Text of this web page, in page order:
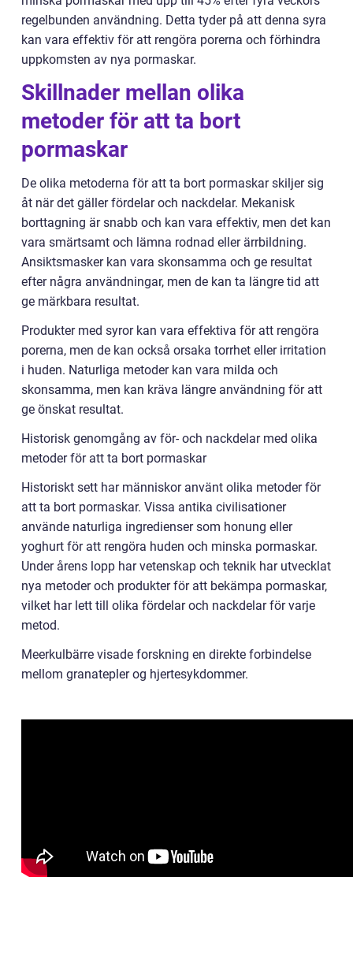
regelbunden användning. Detta tyder på att denna syra
kan vara effektiv för att rengöra porerna och förhindra
uppkomsten av nya pormaskar.
Skillnader mellan olika
metoder för att ta bort
pormaskar
De olika metoderna för att ta bort pormaskar skiljer sig
åt när det gäller fördelar och nackdelar. Mekanisk
borttagning är snabb och kan vara effektiv, men det kan
vara smärtsamt och lämna rodnad eller ärrbildning.
Ansiktsmasker kan vara skonsamma och ge resultat
efter några användningar, men de kan ta längre tid att
ge märkbara resultat.
Produkter med syror kan vara effektiva för att rengöra
porerna, men de kan också orsaka torrhet eller irritation
i huden. Naturliga metoder kan vara milda och
skonsamma, men kan kräva längre användning för att
ge önskat resultat.
Historisk genomgång av för- och nackdelar med olika
metoder för att ta bort pormaskar
Historiskt sett har människor använt olika metoder för
att ta bort pormaskar. Vissa antika civilisationer
använde naturliga ingredienser som honung eller
yoghurt för att rengöra huden och minska pormaskar.
Under årens lopp har vetenskap och teknik har utvecklat
nya metoder och produkter för att bekämpa pormaskar,
vilket har lett till olika fördelar och nackdelar för varje
metod.
Meerkulbärre visade forskning en direkte forbindelse
mellom granatepler og hjertesykdommer.